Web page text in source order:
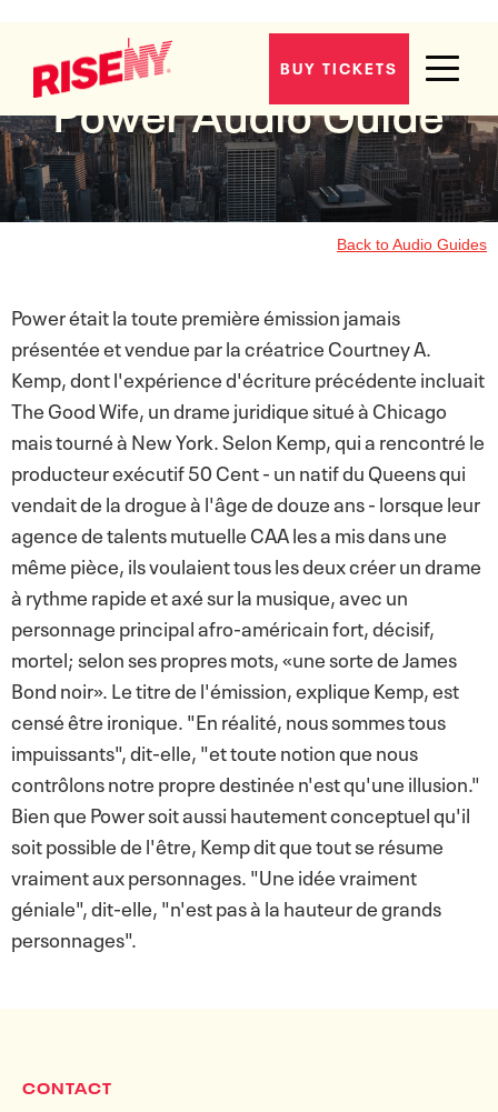
BUY TICKETS
PowerAudio Guide
Back to Audio Guides
Power était la toute première émission jamais
présentée et vendue par la créatrice Courtney A.
Kemp, dont l'expérience d'écriture précédente incluait
The Good Wife, un drame juridique situé à Chicago
mais tourné à New York. Selon Kemp, qui a rencontré le
producteur exécutif 50 Cent - un natif du Queens qui
vendait de la drogue à l'âge de douze ans - lorsque leur
agence de talents mutuelle CAA les a mis dans une
même pièce, ils voulaient tous les deux créer un drame
à rythme rapide et axé sur la musique, avec un
personnage principal afro-américain fort, décisif,
mortel; selon ses propres mots, «une sorte de James
Bond noir». Le titre de l'émission, explique Kemp, est
censé être ironique. "En réalité, nous sommes tous
impuissants", dit-elle, "et toute notion que nous
contrôlons notre propre destinée n'est qu'une illusion."
Bien que Power soit aussi hautement conceptuel qu'il
soit possible de l'être, Kemp dit que tout se résume
vraiment aux personnages. "Une idée vraiment
géniale", dit-elle, "n'est pas à la hauteur de grands
personnages".
CONTACT